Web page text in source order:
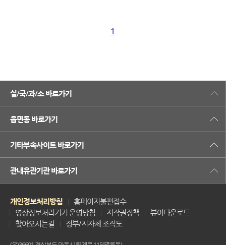
1
실/국/과/소 바로가기
읍면동 바로가기
기타부속사이트 바로가기
관내유관기관 바로가기
개인정보처리방침
홈페이지불편접수
영상정보처리기기 운영방침
저작권정책
뷰어다운로드
찾아오시는길
정부/지자체 조직도